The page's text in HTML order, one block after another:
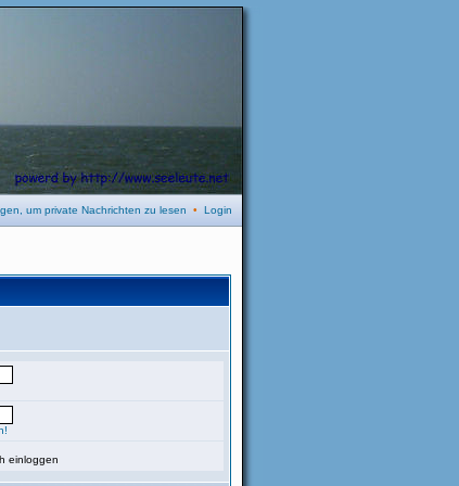
um private Nachrichten zu lesen • Login
einloggen